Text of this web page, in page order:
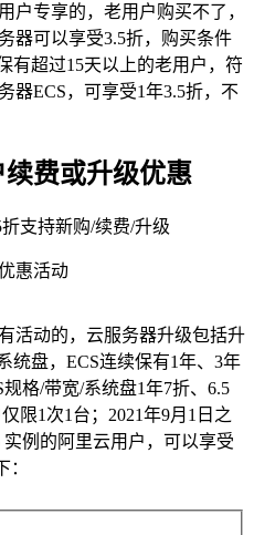
户专享的，老用户购买不了，
器可以享受3.5折，购买条件
有超过15天以上的老用户，符
器ECS，可享受1年3.5折，不
费或升级优惠
惠活动
活动的，云服务器升级包括升
统盘，ECS连续保有1年、3年
格/带宽/系统盘1年7折、6.5
限1次1台；2021年9月1日之
实例的阿里云用户，可以享受